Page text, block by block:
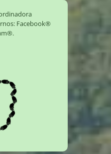
Facebook®
.